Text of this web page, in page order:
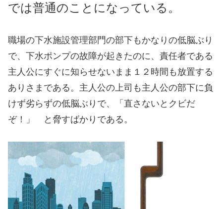
では普通のことになっている。
職場の下水施設管理部門の部下もかなりの低脳ぶり
で、下水ポンプの故障が起きたのに、責任者である
主人公にすぐに知らせないまま１２時間も放置する
ありさまである。主人公の上司も主人公の部下に負
けず劣らずの低脳ぶりで、「直さないとクビだ
ぞ！」 と脅すばかりである。